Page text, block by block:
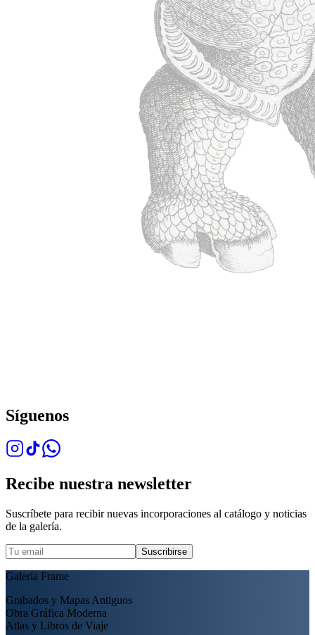
Síguenos
Recibe nuestra newsletter
Suscríbete para recibir nuevas incorporaciones al catálogo y noticias
de la galería.
Suscribirse
Galería Frame
Grabados y Mapas Antiguos
Obra Gráfica Moderna
Atlas y Libros de Viaje